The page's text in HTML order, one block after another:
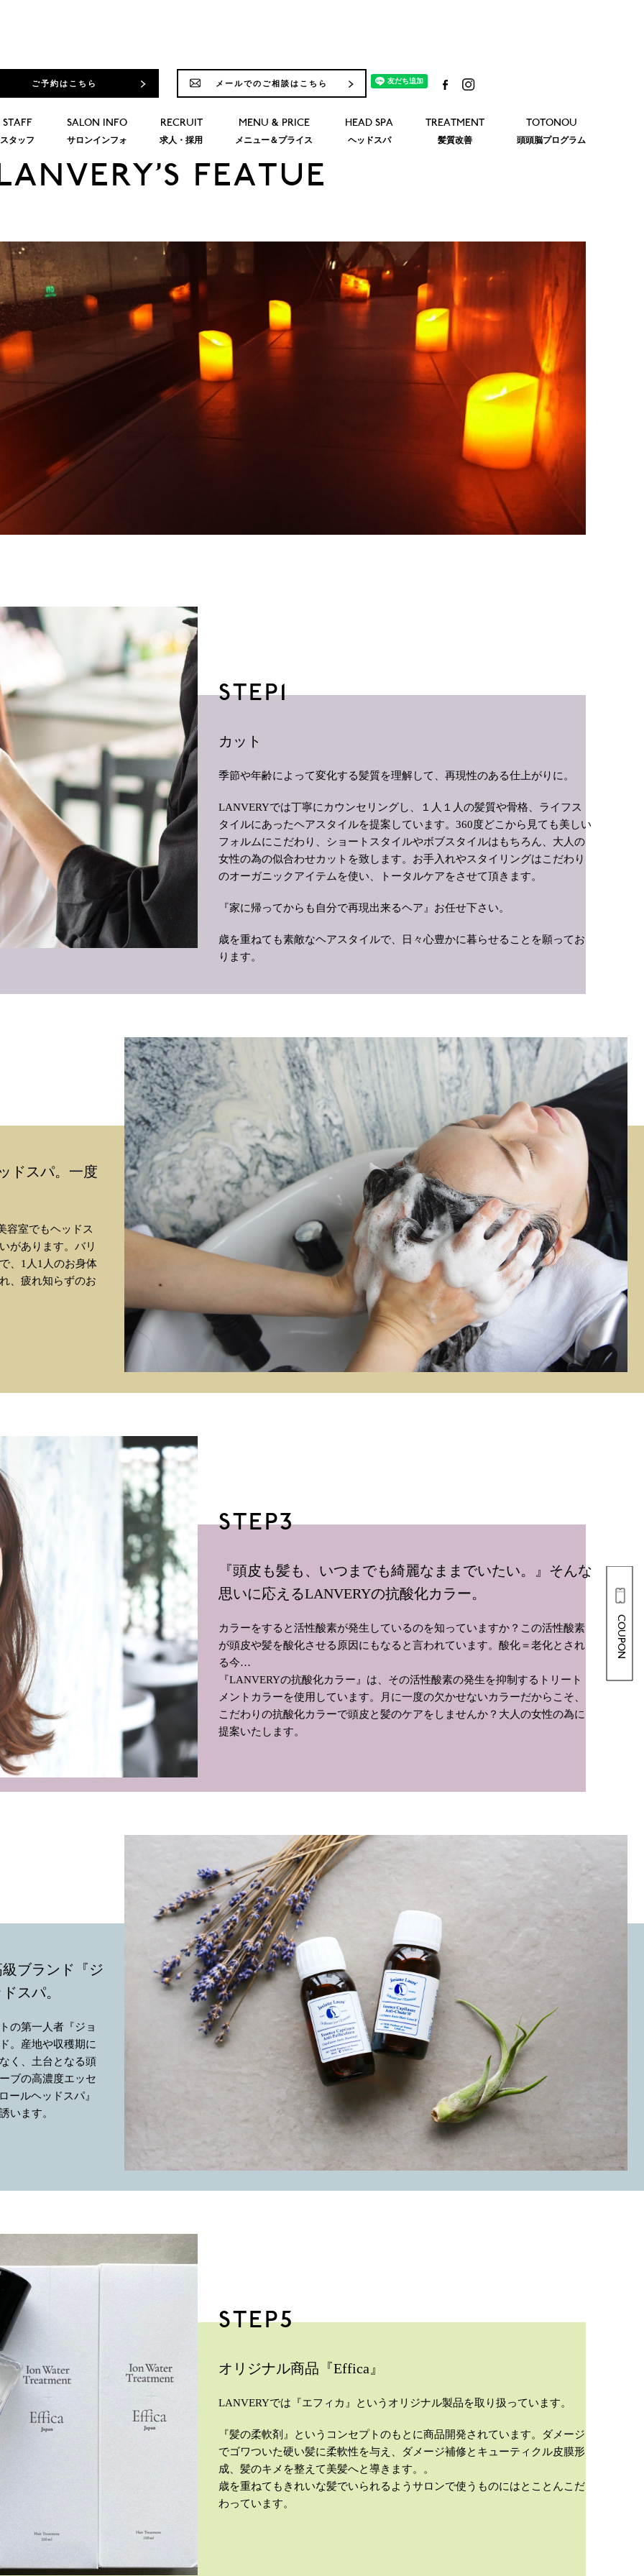
ご予約はこちら メールでのご相談はこちら
STAFF
スタッフ
SALON INFO
サロンインフォ
RECRUIT
求人・採用
MENU & PRICE
メニュー＆プライス
HEAD SPA
ヘッドスパ
TREATMENT
髪質改善
TOTONOU
頭頭脳プログラム
FEATUE
STEP1
カット
季節や年齢によって変化する髪質を理解して、再現性のある仕上がりに。
LANVERYでは丁寧にカウンセリングし、１人１人の髪質や骨格、ライフス
タイルにあったヘアスタイルを提案しています。 360度どこから見ても美しい
フォルムにこだわり、ショートスタイルやボブスタイルはもちろん、大人の
女性の為の似合わせカットを致します。お手入れやスタイリングはこだわり
のオーガニックアイテムを使い、トータルケアをさせて頂きます。
『家に帰ってからも自分で再現出来るヘア』お任せ下さい。
歳を重ねても素敵なヘアスタイルで、日々心豊かに暮らせることを願ってお
ります。
ドスパ。一度
容室でもヘッドス
があります。バリ
、1人1人のお身体
、疲れ知らずのお
STEP3
『頭皮も髪も、いつまでも綺麗なままでいたい。』そんな
思いに応えるLANVERYの抗酸化カラー。
カラーをすると活性酸素が発生しているのを知っていますか？この活性酸素
が頭皮や髪を酸化させる原因にもなると言われています。酸化＝老化とされ
る今…
『LANVERYの抗酸化カラー』は、その活性酸素の発生を抑制するトリート
メントカラーを使用しています。月に一度の欠かせないカラーだからこそ、
こだわりの抗酸化カラーで頭皮と髪のケアをしませんか？大人の女性の為に
提案いたします。
ブランド『ジ
スパ。
の第一人者『ジョ
。産地や収穫期に
く、土台となる頭
ブの高濃度エッセ
ールヘッドスパ』
います。
STEP5
オリジナル商品『Effica』
LANVERYでは『エフィカ』というオリジナル製品を取り扱っています。
『髪の柔軟剤』というコンセプトのもとに商品開発されています。ダメージ
でゴワついた硬い髪に柔軟性を与え、ダメージ補修とキューティクル皮膜形
成、髪のキメを整えて美髪へと導きます。。
歳を重ねてもきれいな髪でいられるようサロンで使うものにはとことんこだ
わっています。
COUPON